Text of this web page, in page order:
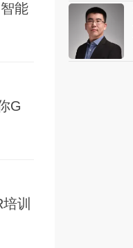
能
G
训